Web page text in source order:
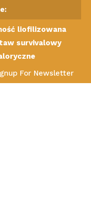
liofilizowana
survivalowy
For Newsletter